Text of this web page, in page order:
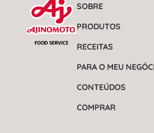
SOBRE
PRODUTOS
RECEITAS
PARA O MEU
CONTEÚDOS
COMPRAR